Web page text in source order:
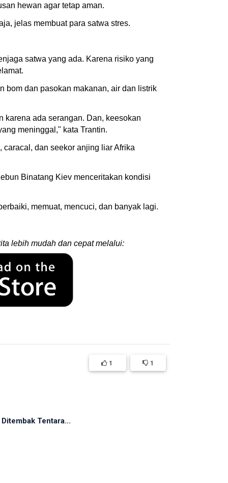
hewan agar tetap aman.
jelas membuat para satwa stres.
satwa yang ada. Karena risiko yang
bom dan pasokan makanan, air dan listrik
karena ada serangan. Dan, keesokan
meninggal," kata Trantin.
dan seekor anjing liar Afrika
Binatang Kiev menceritakan kondisi
memuat, mencuci, dan banyak lagi.
lebih mudah dan cepat melalui:
1 1
Tentara...